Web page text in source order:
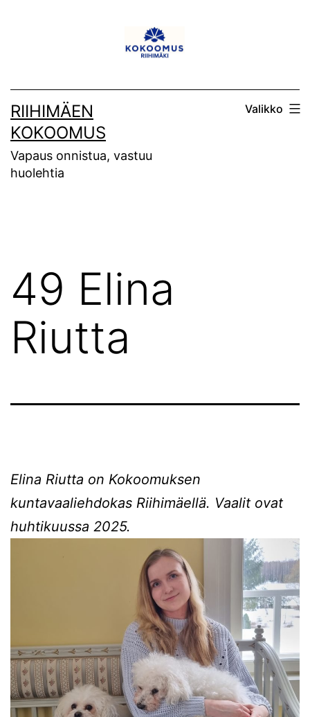
RIIHIMÄEN
KOKOOMUS
Vapaus onnistua, vastuu
huolehtia
Valikko
49 Elina
Riutta
Elina Riutta on Kokoomuksen
kuntavaaliehdokas Riihimäellä. Vaalit ovat
huhtikuussa 2025.